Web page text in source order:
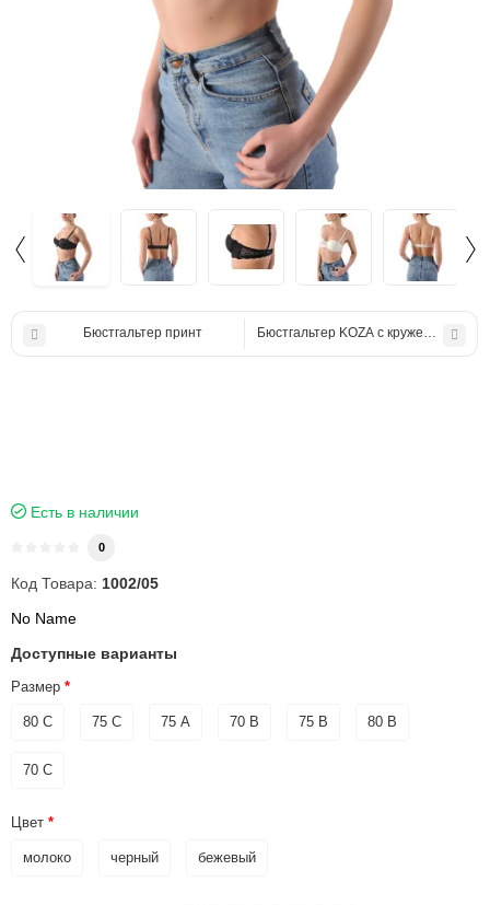
Бюстгальтер принт Бюстгальтер KOZA с кружевом
Есть в наличии
0
Код Товара: 1002/05
No Name
Доступные варианты
Размер
80 С 75 С 75 А 70 В 75 B 80 B
70 С
Цвет
молоко черный бежевый